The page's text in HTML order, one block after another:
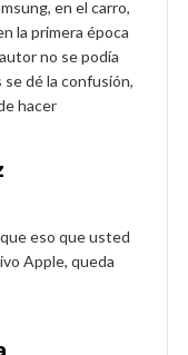
en el carro,
la primera época
no se podía
dé la confusión,
hacer
eso que usted
Apple, queda